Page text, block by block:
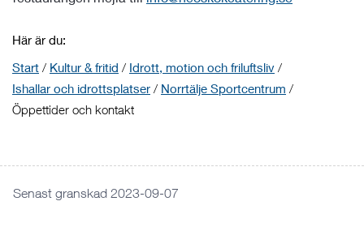
Här är du:
Start / Kultur & fritid / Idrott, motion och friluftsliv /
Ishallar och idrottsplatser / Norrtälje Sportcentrum /
Öppettider och kontakt
Senast granskad 2023-09-07